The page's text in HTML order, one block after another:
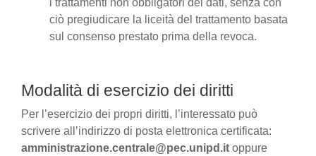
i trattamenti non obbligatori dei dati, senza con
ciò pregiudicare la liceità del trattamento basata
sul consenso prestato prima della revoca.
Modalità di esercizio dei diritti
Per l’esercizio dei propri diritti, l’interessato può
scrivere all’indirizzo di posta elettronica certificata:
amministrazione.centrale@pec.unipd.it oppure